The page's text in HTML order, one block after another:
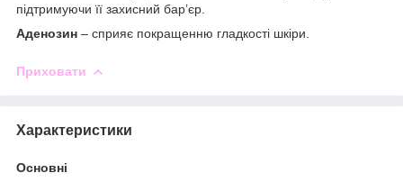
підтримуючи її захисний бар’єр.
Аденозин – сприяє покращенню гладкості шкіри.
Приховати
Характеристики
Основні